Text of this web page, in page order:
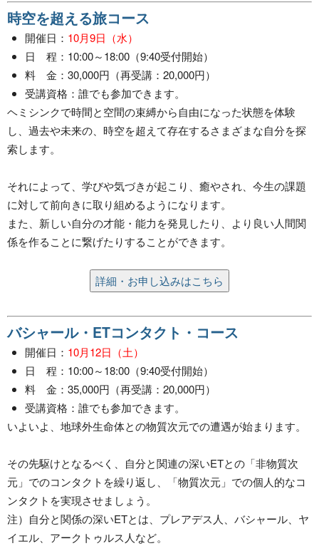
時空を超える旅コース
開催日： 10月9日（水）
日 程：10:00～18:00（9:40受付開始）
料 金：30,000円（再受講：20,000円）
受講資格：誰でも参加できます。
ヘミシンクで時間と空間の束縛から自由になった状態を体験
し、過去や未来の、時空を超えて存在するさまざまな自分を探
索します。
それによって、学びや気づきが起こり、癒やされ、今生の課題
に対して前向きに取り組めるようになります。
また、新しい自分の才能・能力を発見したり、より良い人間関
係を作ることに繋げたりすることができます。
詳細・お申し込みはこちら
バシャール・ETコンタクト・コース
開催日： 10月12日（土）
日 程：10:00～18:00（9:40受付開始）
料 金：35,000円（再受講：20,000円）
受講資格：誰でも参加できます。
いよいよ、地球外生命体との物質次元での遭遇が始まります。
その先駆けとなるべく、自分と関連の深いETとの「非物質次
元」でのコンタクトを繰り返し、「物質次元」での個人的なコ
ンタクトを実現させましょう。
注）自分と関係の深いETとは、プレアデス人、バシャール、ヤ
イエル、アークトゥルス人など。